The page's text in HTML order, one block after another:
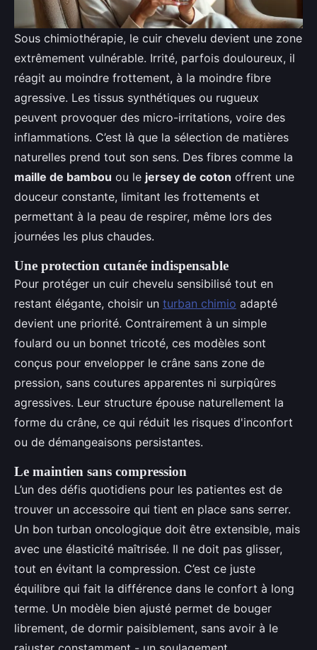
Sous chimiothérapie, le cuir chevelu devient une zone
extrêmement vulnérable. Irrité, parfois douloureux, il
réagit au moindre frottement, à la moindre fibre
agressive. Les tissus synthétiques ou rugueux
peuvent provoquer des micro-irritations, voire des
inflammations. C’est là que la sélection de matières
naturelles prend tout son sens. Des fibres comme la
maille de bambou ou le jersey de coton offrent une
douceur constante, limitant les frottements et
permettant à la peau de respirer, même lors des
journées les plus chaudes.
Une protection cutanée indispensable
Pour protéger un cuir chevelu sensibilisé tout en
restant élégante, choisir un turban chimio adapté
devient une priorité. Contrairement à un simple
foulard ou un bonnet tricoté, ces modèles sont
conçus pour envelopper le crâne sans zone de
pression, sans coutures apparentes ni surpiqûres
agressives. Leur structure épouse naturellement la
forme du crâne, ce qui réduit les risques d'inconfort
ou de démangeaisons persistantes.
Le maintien sans compression
L’un des défis quotidiens pour les patientes est de
trouver un accessoire qui tient en place sans serrer.
Un bon turban oncologique doit être extensible, mais
avec une élasticité maîtrisée. Il ne doit pas glisser,
tout en évitant la compression. C’est ce juste
équilibre qui fait la différence dans le confort à long
terme. Un modèle bien ajusté permet de bouger
librement, de dormir paisiblement, sans avoir à le